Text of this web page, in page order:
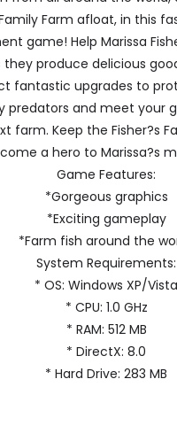
Farm afloat, in this
game! Help Marissa
they produce delicious
fantastic upgrades to
predators and meet your
farm. Keep the Fisher?s
a hero to Marissa?s
Game Features:
*Gorgeous graphics
*Exciting gameplay
*Farm fish around the
System Requirements:
* OS: Windows XP/Vista
* CPU: 1.0 GHz
* RAM: 512 MB
* DirectX: 8.0
* Hard Drive: 283 MB